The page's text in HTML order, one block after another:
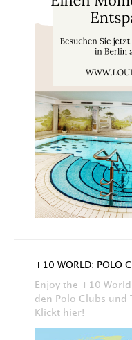
+10 WORLD: POLO
Enjoy the +10
den Polo Clubs und
Klickt hier!